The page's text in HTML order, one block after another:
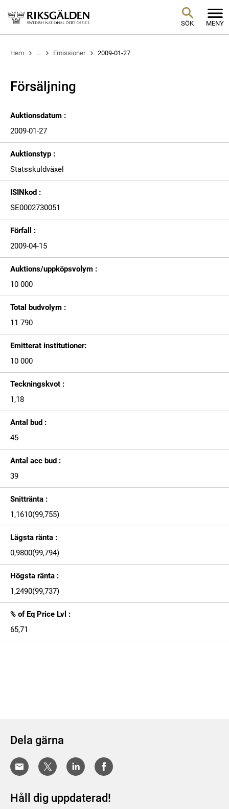
SÖK MENY
Hem ... Emissioner 2009-01-27
Försäljning
Auktionsdatum :
2009-01-27
Auktionstyp :
Statsskuldväxel
ISINkod :
SE0002730051
Förfall :
2009-04-15
Auktions/uppköpsvolym :
10 000
Total budvolym :
11 790
Emitterat institutioner:
10 000
Teckningskvot :
1,18
Antal bud :
45
Antal acc bud :
39
Snittränta :
1,1610(99,755)
Lägsta ränta :
0,9800(99,794)
Högsta ränta :
1,2490(99,737)
% of Eq Price Lvl :
65,71
Dela gärna
Håll dig uppdaterad!